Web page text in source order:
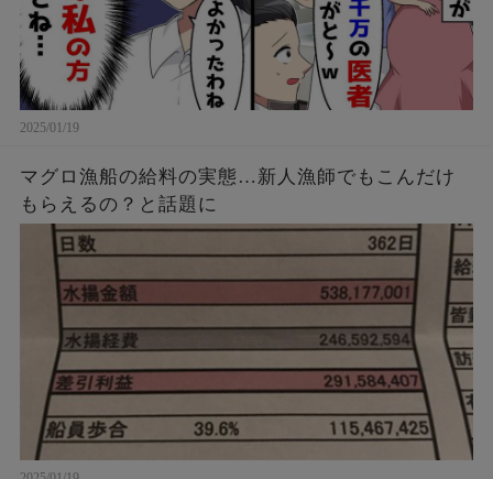
2025/01/19
マグロ漁船の給料の実態…新人漁師でもこんだけ
もらえるの？と話題に